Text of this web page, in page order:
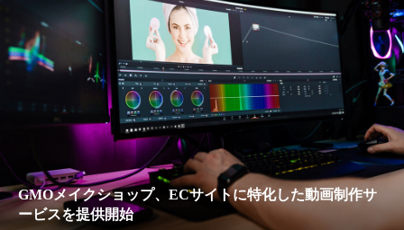
GMOメイクショップ、ECサイトに特化した動画制作サ
ービスを提供開始